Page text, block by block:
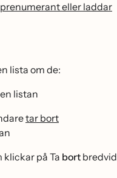
eller laddar
lista om de:
listan
tar bort
klickar på Ta bort bredvid